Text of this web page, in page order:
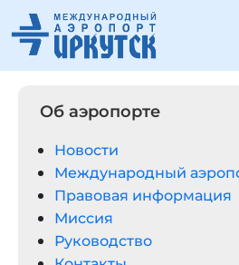
Об аэропорте
Новости
Международный
Правовая информация
Миссия
Руководство